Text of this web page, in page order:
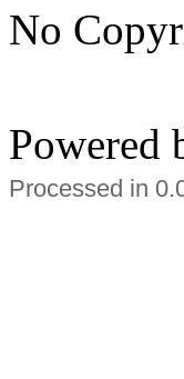
No
Powered
Processed in